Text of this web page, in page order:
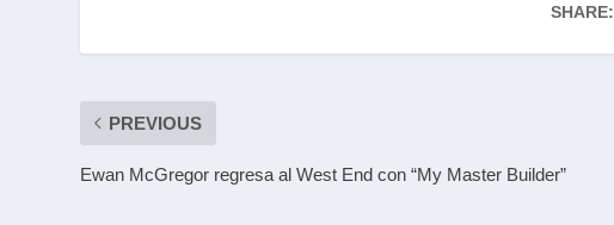
SHARE:
PREVIOUS
Ewan McGregor regresa al West End con “My Master Builder”